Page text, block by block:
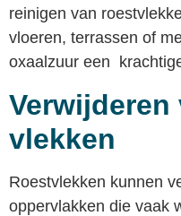
reinigen van
vloeren, terrassen of
oxaalzuur een
Verwijderen
vlekken
Roestvlekken kunnen
oppervlakken die vaak